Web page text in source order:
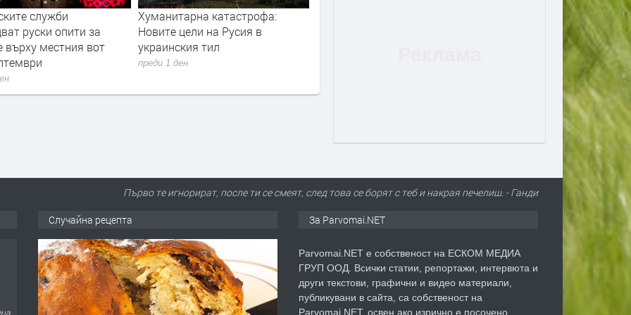
служби
руски опити за
върху местния вот
Хуманитарна катастрофа:
Новите цели на Русия в
украинския тил
преди 1 ден
Сеута след трагедията:
виновен – Испания,
трафикантите?
Първо те игнорират, после ти се смеят, след това се борят с теб и накрая печелиш. - Ганди
Случайна рецепта За Parvomai.NET
Parvomai.NET е собственост на ЕСКОМ МЕДИА
ГРУП ООД. Всички статии, репортажи, интервюта и
други текстови, графични и видео материали,
публикувани в сайта, са собственост на
Parvomai.NET, освен ако изрично е посочено